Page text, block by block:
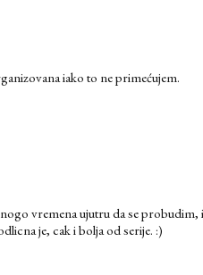
iako to ne primećujem.
vremena ujutru da se probudim,
je, cak i bolja od serije. :)